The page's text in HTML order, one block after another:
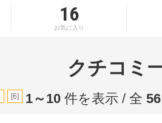
16
お気に入り
クチコミ
[6] 1～10 件を表示 / 全 56